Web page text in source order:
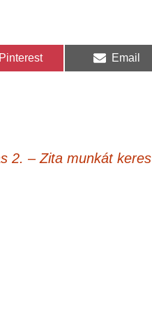
Share
Pinterest
Share
Email
2. – Zita munkát keres